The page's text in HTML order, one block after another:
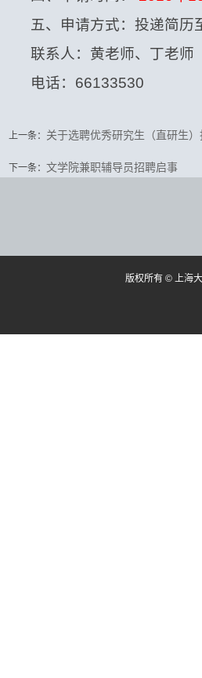
五、申请方式：投递简历
联系人：黄老师、丁老师
电话： 66133530
上一条： 关于选聘优秀研究生（直研生
下一条： 文学院兼职辅导员招聘启事
版权所有 © 上海